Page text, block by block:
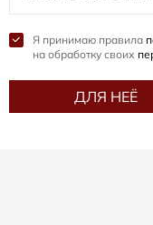
Я принимаю правила
на обработку своих
ДЛЯ НЕЁ